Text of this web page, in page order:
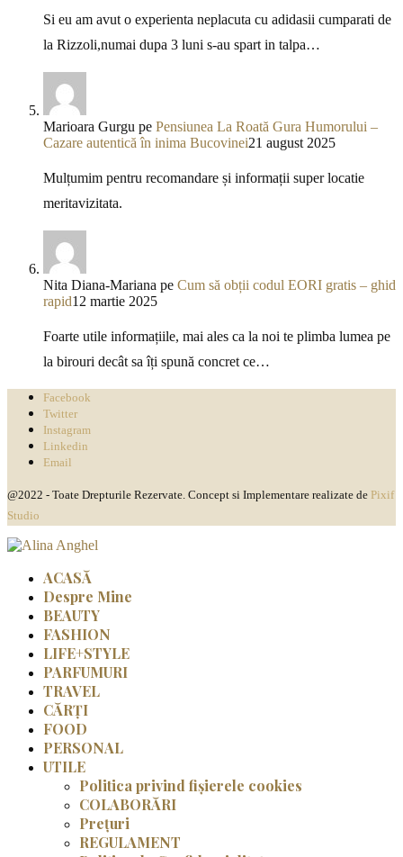
Si eu am avut o experienta neplacuta cu adidasii cumparati de
la Rizzoli,numai dupa 3 luni s-au spart in talpa…
Marioara Gurgu pe Pensiunea La Roată Gura Humorului –
Cazare autentică în inima Bucovinei21 august 2025
Mulțumim pentru recomandare și informații super locatie
meritavizitata.
Nita Diana-Mariana pe Cum să obții codul EORI gratis – ghid
rapid12 martie 2025
Foarte utile informațiile, mai ales ca la noi te plimba lumea pe
la birouri decât sa îți spună concret ce…
Facebook
Twitter
Instagram
Linkedin
Email
@2022 - Toate Drepturile Rezervate. Concept si Implementare realizate de Pixif
Studio
ACASĂ
Despre Mine
BEAUTY
FASHION
LIFE+STYLE
PARFUMURI
TRAVEL
CĂRȚI
FOOD
PERSONAL
UTILE
Politica privind fișierele cookies
COLABORĂRI
Prețuri
REGULAMENT